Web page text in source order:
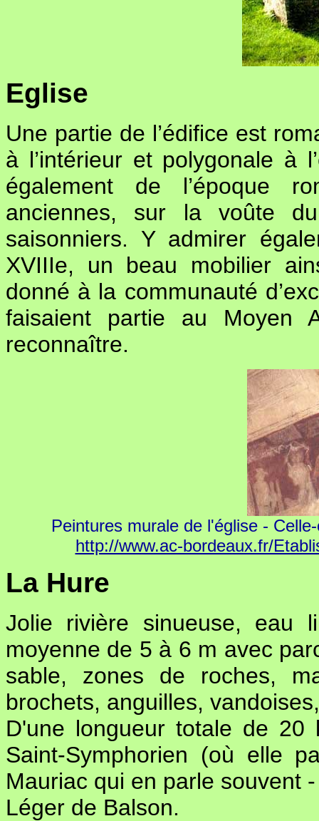
Eglise
Une partie de l’édifice est
à l’intérieur et polygonale à
également de l’époque
anciennes, sur la voûte
saisonniers. Y admirer
XVIIIe, un beau mobilier
donné à la communauté
faisaient partie au Moyen
reconnaître.
Peintures murale de l'église -
http://www.ac-bordeaux.fr/
La Hure
Jolie rivière sinueuse, eau
moyenne de 5 à 6 m avec
sable, zones de roches,
brochets, anguilles,
D'une longueur totale de
Saint-Symphorien (où elle
Mauriac qui en parle souvent
Léger de Balson.